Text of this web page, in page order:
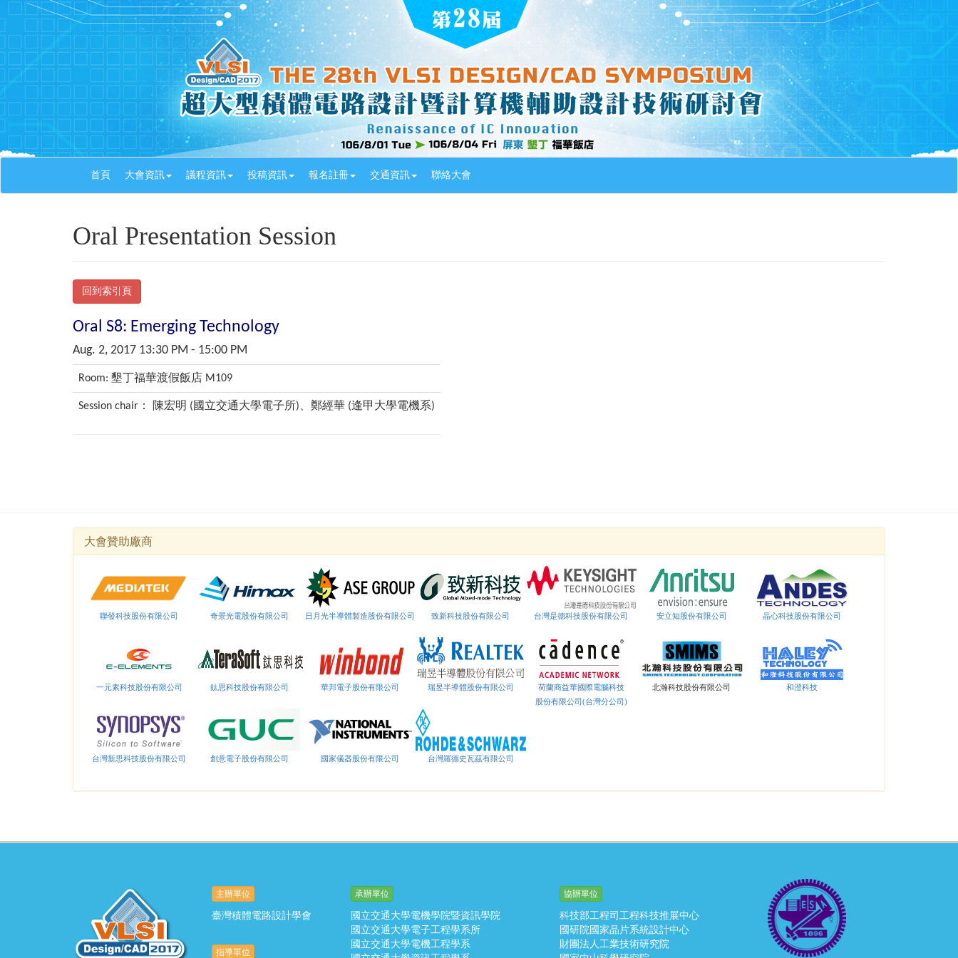
首頁 大會資訊 議程資訊 投稿資訊 報名註冊 交通資訊 聯絡大會
Oral Presentation Session
回到索引頁
Oral S8: Emerging Technology
Aug. 2, 2017 13:30 PM - 15:00 PM
Room: 墾丁福華渡假飯店 M109
Session chair： 陳宏明 (國立交通大學電子所)、鄭經華 (逢甲大學電機系)
大會贊助廠商
聯發科技股份有限公司 奇景光電股份有限公司 日月光半導體製造股份有限公司 致新科技股份有限公司 台灣是德科技股份有限公司 安立知股份有限公司 晶心科技股份有限公司
一元素科技股份有限公司 鈦思科技股份有限公司 華邦電子股份有限公司 瑞昱半導體股份有限公司
荷蘭商益華國際電腦科技
股份有限公司(台灣分公司)
北瀚科技股份有限公司 和澄科技
台灣新思科技股份有限公司 創意電子股份有限公司 國家儀器股份有限公司 台灣羅德史瓦茲有限公司
主辦單位
臺灣積體電路設計學會
指導單位
承辦單位
國立交通大學電機學院暨資訊學院
國立交通大學電子工程學系所
國立交通大學電機工程學系
協辦單位
科技部工程司工程科技推展中心
國研院國家晶片系統設計中心
財團法人工業技術研究院